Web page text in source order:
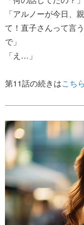
「アルノーが今日、
て！直子さんって言
で」
「え…」
第11話の続きはこちら